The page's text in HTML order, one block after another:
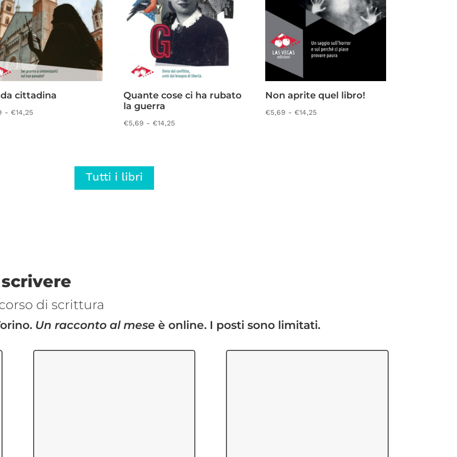
cittadina
- €14,25Fascia
Quante cose ci ha rubato
la guerra
€5,69 - €14,25Fascia
Non aprite quel libro!
€5,69 - €14,25Fascia
Tutti i libri
di scrittura
Un racconto al mese è online. I posti sono limitati.